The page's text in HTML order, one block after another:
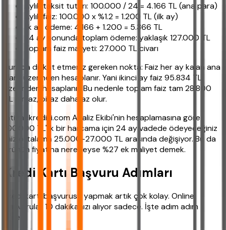
Aylık taksit tutarı: 100.000 / 24 = 4.166 TL (ana para)
Aylık faiz: 100.000 x %1.2 = 1.200 TL (ilk ay)
İlk ay ödeme: 4.166 + 1.200 = 5.366 TL
24 ay sonunda toplam ödeme: yaklaşık 127.000 TL
Toplam faiz maliyeti: 27.000 TL civarı
Burada dikkat etmeniz gereken nokta: Faiz her ay kalan ana
para üzerinden hesaplanır. Yani ikinci ay faiz 95.834 TL
üzerinden hesaplanır. Bu nedenle toplam faiz tam 28.800
TL olmaz, biraz daha az olur.
ihtiyackredisi.com Analiz Ekibi'nin hesaplamasına göre
100.000 TL'lik bir harcama için 24 ay vadede ödeyeceğiniz
faiz ortalama 25.000-27.000 TL arasında değişiyor. Bu da
ürünün fiyatına neredeyse %27 ek maliyet demek.
Kredi Kartı Başvuru Adımları
Kredi kartı başvurusu yapmak artık çok kolay. Online
başvurular 10 dakikanızı alıyor sadece. İşte adım adım
süreç.